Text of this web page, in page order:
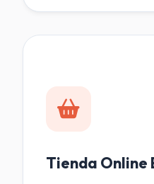
Tienda Online